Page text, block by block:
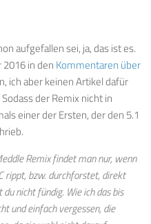
aufgefallen sei, ja, das ist es.
in den Kommentaren über
ich aber keinen Artikel dafür
der Remix nicht in
einer der Ersten, der den 5.1
Remix findet man nur, wenn
rippt, bzw. durchforstet, direkt
nicht fündig. Wie ich das bis
und einfach vergessen, die